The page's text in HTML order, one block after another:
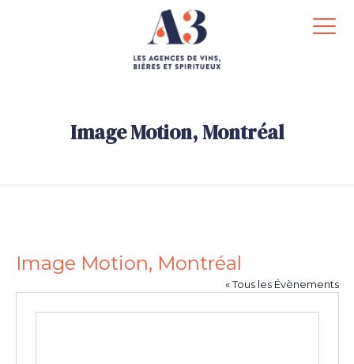
Image Motion, Montréal
Image Motion, Montréal
« Tous les Évènements